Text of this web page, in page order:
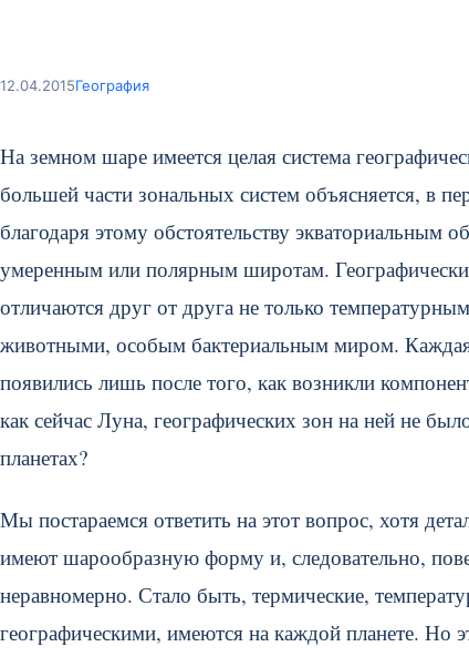
12.04.2015География
На земном шаре имеется целая система
большей части зональных систем объясняется, в
благодаря этому обстоятельству экваториальным
умеренным или полярным широтам.
отличаются друг от друга не только
животными, особым бактериальным миром.
появились лишь после того, как возникли
как сейчас Луна, географических зон на ней не
планетах?
Мы постараемся ответить на этот вопрос, хотя
имеют шарообразную форму и, следовательно,
неравномерно. Стало быть, термические,
географическими, имеются на каждой планете. Но